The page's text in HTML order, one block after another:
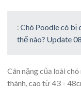
: Chó Poodle có bị
thế nào? Update
Cân nặng của loài
thành, cao từ 43 –